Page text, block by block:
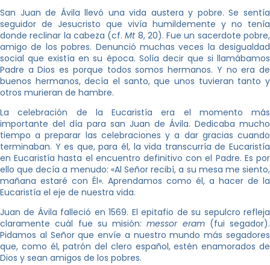
San Juan de Ávila llevó una vida austera y pobre. Se sentía
seguidor de Jesucristo que vivía humildemente y no tenía
donde reclinar la cabeza (cf.Mt8, 20). Fue un sacerdote pobre,
amigo de los pobres. Denunció muchas veces la desigualdad
social que existía en su época. Solía decir que si llamábamos
Padre a Dios es porque todos somos hermanos. Y no era de
buenos hermanos, decía el santo, que unos tuvieran tanto y
otros murieran de hambre.
La celebración de la Eucaristía era el momento más
importante del día para san Juan de Ávila. Dedicaba mucho
tiempo a preparar las celebraciones y a dar gracias cuando
terminaban. Y es que, para él, la vida transcurría de Eucaristía
en Eucaristía hasta el encuentro definitivo con el Padre. Es por
ello que decía a menudo: «Al Señor recibí, a su mesa me siento,
mañana estaré con Él». Aprendamos como él, a hacer de la
Eucaristía el eje de nuestra vida.
Juan de Ávila falleció en 1569. El epitafio de su sepulcro refleja
claramente cuál fue su misión:messor eram(fui segador).
Pidamos al Señor que envíe a nuestro mundo más segadores
que, como él, patrón del clero español, estén enamorados de
Dios y sean amigos de los pobres.